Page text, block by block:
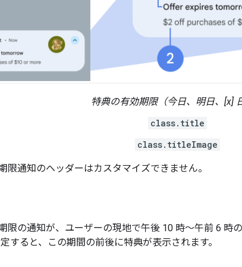
特典の有効期限（今日、明日、[x]
class.title
class.titleImage
限通知のヘッダーはカスタマイズできません。
限の通知が、ユーザーの現地で午後 10 時～午前 6 時
すると、この期間の前後に特典が表示されます。